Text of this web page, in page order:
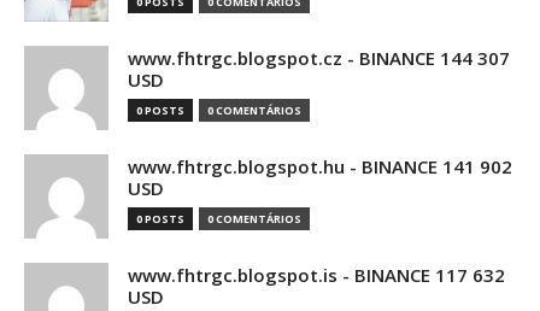
www.fhtrgc.blogspot.cz - BINANCE 144 307
USD
0 POSTS 0 COMENTÁRIOS
www.fhtrgc.blogspot.hu - BINANCE 141 902
USD
0 POSTS 0 COMENTÁRIOS
www.fhtrgc.blogspot.is - BINANCE 117 632
USD